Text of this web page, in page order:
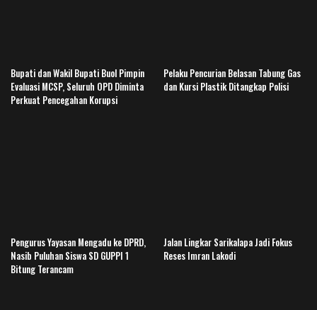
Bupati dan Wakil Bupati Buol Pimpin
Evaluasi MCSP, Seluruh OPD Diminta
Perkuat Pencegahan Korupsi
Pelaku Pencurian Belasan Tabung Gas
dan Kursi Plastik Ditangkap Polisi
Pengurus Yayasan Mengadu ke DPRD,
Nasib Puluhan Siswa SD GUPPI 1
Bitung Terancam
Jalan Lingkar Sarikalapa Jadi Fokus
Reses Imran Lakodi